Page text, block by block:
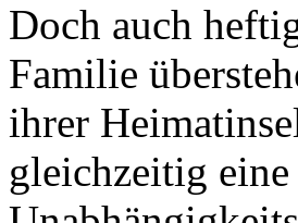
Doch auch
Familie
ihrer
gleichzeitig